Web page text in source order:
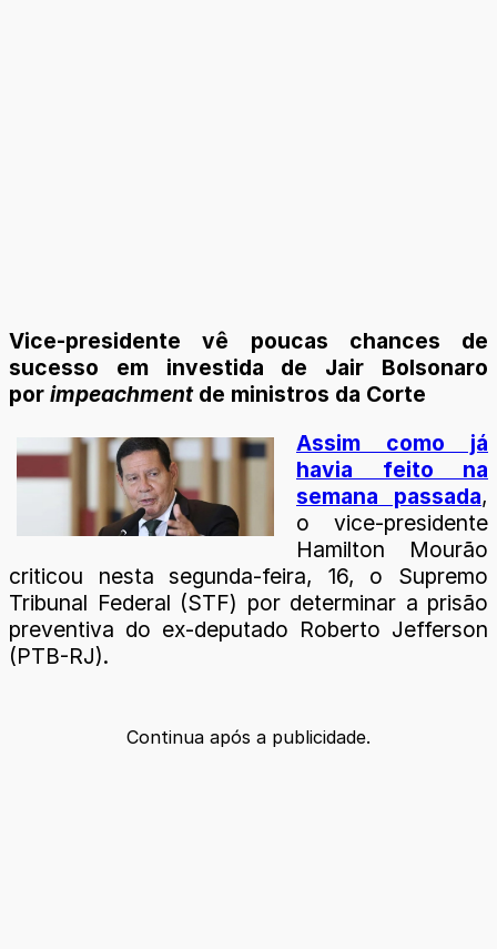
Vice-presidente vê poucas chances de
sucesso em investida de Jair Bolsonaro
por impeachmentde ministros da Corte
Assim como já
havia feito na
semana passada,
o vice-presidente
Hamilton Mourão
criticou nesta segunda-feira, 16, o Supremo
Tribunal Federal (STF) por determinar a prisão
preventiva do ex-deputado Roberto Jefferson
(PTB-RJ).
Continua após a publicidade.